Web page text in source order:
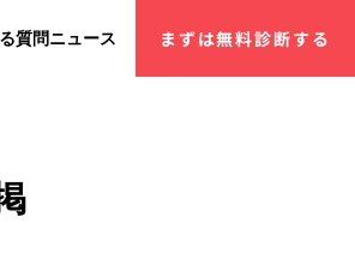
質問ニュース まずは無料診断する